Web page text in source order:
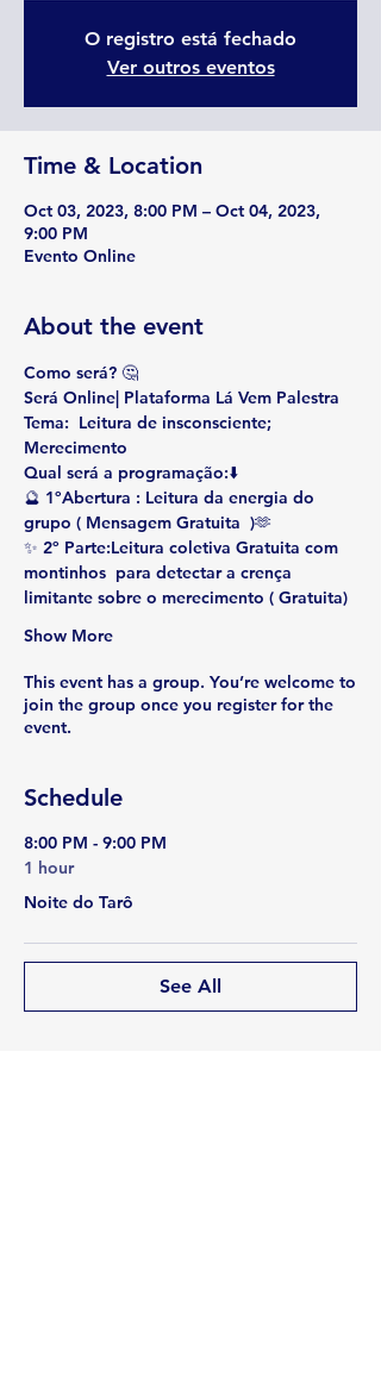
O registro está fechado
Ver outros eventos
Time & Location
Oct 03, 2023, 8:00 PM – Oct 04, 2023,
9:00 PM
Evento Online
About the event
Como será? 🤔
Será Online| Plataforma Lá Vem Palestra
Tema:  Leitura de insconsciente;
Merecimento
Qual será a programação:⬇️
🔮 1ºAbertura : Leitura da energia do
grupo ( Mensagem Gratuita )🫶
✨ 2º Parte:Leitura coletiva Gratuita com
montinhos  para detectar a crença
limitante sobre o merecimento ( Gratuita)
Show More
This event has a group. You’re welcome to
join the group once you register for the
event.
Schedule
8:00 PM - 9:00 PM
1 hour
Noite do Tarô
See All